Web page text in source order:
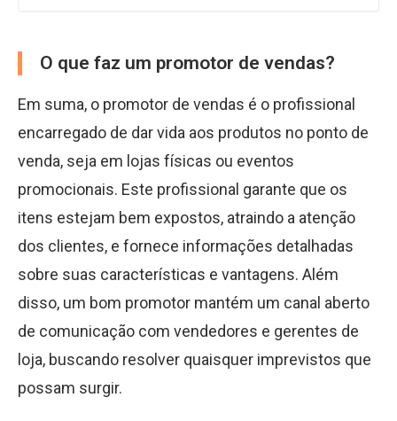
O que faz um promotor de vendas?
Em suma, o promotor de vendas é o profissional
encarregado de dar vida aos produtos no ponto de
venda, seja em lojas físicas ou eventos
promocionais. Este profissional garante que os
itens estejam bem expostos, atraindo a atenção
dos clientes, e fornece informações detalhadas
sobre suas características e vantagens. Além
disso, um bom promotor mantém um canal aberto
de comunicação com vendedores e gerentes de
loja, buscando resolver quaisquer imprevistos que
possam surgir.